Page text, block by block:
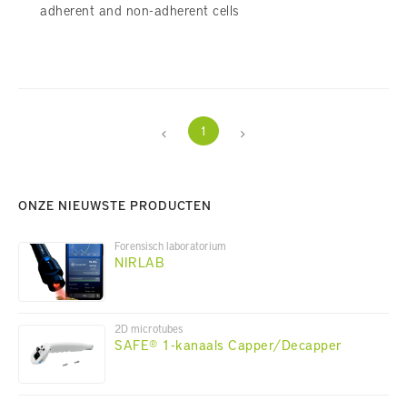
adherent and non-adherent cells
1
ONZE NIEUWSTE PRODUCTEN
Forensisch laboratorium
NIRLAB
2D microtubes
SAFE® 1-kanaals Capper/Decapper